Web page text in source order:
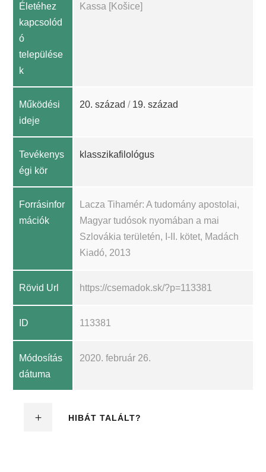
Életéhez
kapcsolód
ó
települése
k
Kassa [Košice]
Működési
ideje
20. század / 19. század
Tevékenys
égi kör
klasszikafilológus
Forrásinfor
mációk
Lacza Tihamér: A tudomány apostolai,
Magyar tudósok nyomában a mai
Szlovákia területén, I-II. kötet, Madách
Kiadó, 2013
Rövid Url https://csemadok.sk/?p=113381
ID 113381
Módosítás
dátuma
2020. február 26.
HIBÁT TALÁLT?